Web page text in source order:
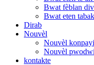
Bwat fèblan
Bwat eten tabak
Dirab
Nouvèl
Nouvèl konpayi
Nouvèl pwodwi
kontakte